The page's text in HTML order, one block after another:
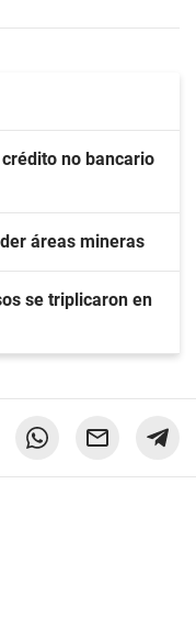
no bancario
áreas mineras
se triplicaron en